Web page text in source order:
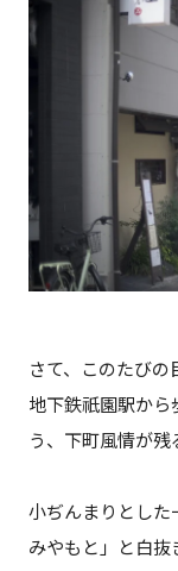
さて、このたびの
地下鉄祇園駅か
う、下町風情が残
小ぢんまりとした
みやもと」と白抜